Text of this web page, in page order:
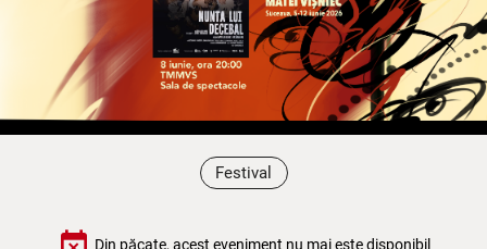
Festival
Din păcate, acest eveniment nu mai este disponibil